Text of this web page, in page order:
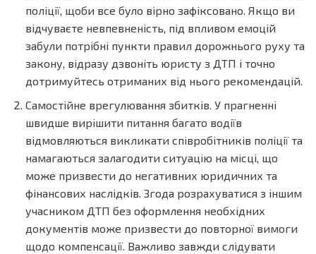
поліції, щоби все було вірно зафіксовано. Якщо ви
відчуваєте невпевненість, під впливом емоцій
забули потрібні пункти правил дорожнього руху та
закону, відразу дзвоніть юристу з ДТП і точно
дотримуйтесь отриманих від нього рекомендацій.
Самостійне врегулювання збитків. У прагненні
швидше вирішити питання багато водіїв
відмовляються викликати співробітників поліції та
намагаються залагодити ситуацію на місці, що
може призвести до негативних юридичних та
фінансових наслідків. Згода розрахуватися з іншим
учасником ДТП без оформлення необхідних
документів може призвести до повторної вимоги
щодо компенсації. Важливо завжди слідувати